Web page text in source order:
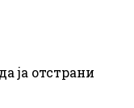
ја отстрани